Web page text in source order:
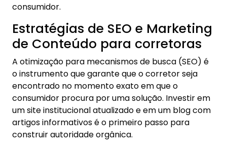
consumidor.
Estratégias de SEO e Marketing
de Conteúdo para corretoras
A otimização para mecanismos de busca (SEO) é
o instrumento que garante que o corretor seja
encontrado no momento exato em que o
consumidor procura por uma solução. Investir em
um site institucional atualizado e em um blog com
artigos informativos é o primeiro passo para
construir autoridade orgânica.